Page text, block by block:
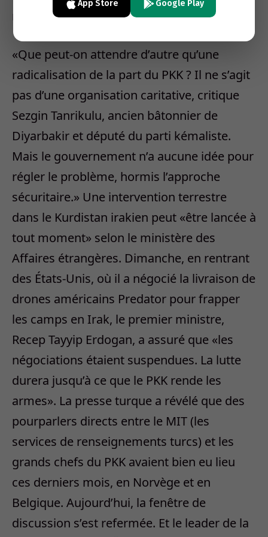
montent de concert.»
«Que peut-on attendre d’autre qu’une
radicalisation de la part du PKK ? Il ne s’agit
pas d’une organisation caritative, critique
Sezgin Tanrikulu, ancien bâtonnier de
Diyarbakir et député du parti kémaliste.
Mais le gouvernement n’a aucune idée pour
régler le problème, hormis l’approche
sécuritaire.» Une intervention terrestre
dans le Kurdistan irakien peut «être lancée à
tout moment» selon le ministère des
Affaires étrangères. Dimanche, en rentrant
des États-Unis, où il a négocié la livraison de
drones américains Predator pour frapper
les camps en Irak, le premier ministre,
Recep Tayyip Erdogan, a assuré que «les
négociations étaient suspendues. La lutte
durera jusqu’à ce que le PKK rende les
armes». La presse turque a révélé que des
pourparlers directs entre le MIT (les
services de renseignements turcs) et les
grands chefs du PKK avaient bien eu lieu
ces derniers mois, en Norvège et en
Belgique. Aujourd’hui, la fenêtre de
discussion s’est refermée. Et le leader de la
App Store Google Play